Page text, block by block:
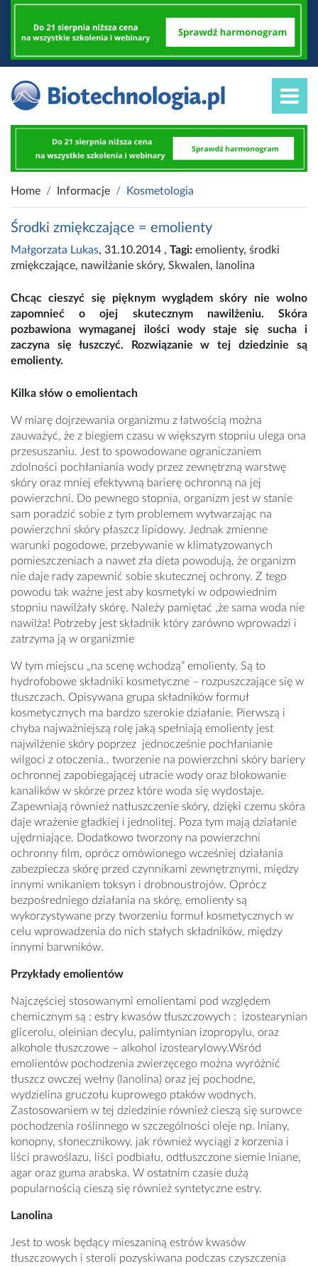
Home Informacje Kosmetologia
Środki zmiękczające = emolienty
Małgorzata Lukas, 31.10.2014 , Tagi: emolienty, środki
zmiękczające, nawilżanie skóry, Skwalen, lanolina
Chcąc cieszyć się pięknym wyglądem skóry nie wolno
zapomnieć o ojej skutecznym nawilżeniu. Skóra
pozbawiona wymaganej ilości wody staje się sucha i
zaczyna się łuszczyć. Rozwiązanie w tej dziedzinie są
emolienty.
Kilka słów o emolientach
W miarę dojrzewania organizmu z łatwością można
zauważyć, że z biegiem czasu w większym stopniu ulega ona
przesuszaniu. Jest to spowodowane ograniczaniem
zdolności pochłaniania wody przez zewnętrzną warstwę
skóry oraz mniej efektywną barierę ochronną na jej
powierzchni. Do pewnego stopnia, organizm jest w stanie
sam poradzić sobie z tym problemem wytwarzając na
powierzchni skóry płaszcz lipidowy. Jednak zmienne
warunki pogodowe, przebywanie w klimatyzowanych
pomieszczeniach a nawet zła dieta powodują, że organizm
nie daje rady zapewnić sobie skutecznej ochrony. Z tego
powodu tak ważne jest aby kosmetyki w odpowiednim
stopniu nawilżały skórę. Należy pamiętać ,że sama woda nie
nawilża! Potrzeby jest składnik który zarówno wprowadzi i
zatrzyma ją w organizmie
W tym miejscu „na scenę wchodzą” emolienty. Są to
hydrofobowe składniki kosmetyczne – rozpuszczające się w
tłuszczach. Opisywana grupa składników formuł
kosmetycznych ma bardzo szerokie działanie. Pierwszą i
chyba najważniejszą rolę jaką spełniają emolienty jest
najwilżenie skóry poprzez jednocześnie pochłanianie
wilgoci z otoczenia., tworzenie na powierzchni skóry bariery
ochronnej zapobiegającej utracie wody oraz blokowanie
kanalików w skórze przez które woda się wydostaje.
Zapewniają również natłuszczenie skóry, dzięki czemu skóra
daje wrażenie gładkiej i jednolitej. Poza tym mają działanie
ujędrniające. Dodatkowo tworzony na powierzchni
ochronny film, oprócz omówionego wcześniej działania
zabezpiecza skórę przed czynnikami zewnętrznymi, między
innymi wnikaniem toksyn i drobnoustrojów. Oprócz
bezpośredniego działania na skórę, emolienty są
wykorzystywane przy tworzeniu formuł kosmetycznych w
celu wprowadzenia do nich stałych składników, między
innymi barwników.
Przykłady emolientów
Najczęściej stosowanymi emolientami pod względem
chemicznym są : estry kwasów tłuszczowych : izostearynian
glicerolu, oleinian decylu, palimtynian izopropylu, oraz
alkohole tłuszczowe – alkohol izostearylowy.Wśród
emolientów pochodzenia zwierzęcego można wyróżnić
tłuszcz owczej wełny (lanolina) oraz jej pochodne,
wydzielina gruczołu kuprowego ptaków wodnych.
Zastosowaniem w tej dziedzinie również cieszą się surowce
pochodzenia roślinnego w szczególności oleje np. lniany,
konopny, słonecznikowy, jak również wyciągi z korzenia i
liści prawoślazu, liści podbiału, odtłuszczone siemie lniane,
agar oraz guma arabska. W ostatnim czasie dużą
popularnością cieszą się również syntetyczne estry.
Lanolina
Jest to wosk będący mieszaniną estrów kwasów
tłuszczowych i steroli pozyskiwana podczas czyszczenia